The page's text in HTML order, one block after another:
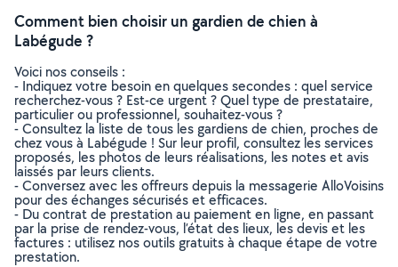
Comment bien choisir un gardien de chien à
Labégude ?
Voici nos conseils :
- Indiquez votre besoin en quelques secondes : quel service
recherchez-vous ? Est-ce urgent ? Quel type de prestataire,
particulier ou professionnel, souhaitez-vous ?
- Consultez la liste de tous les gardiens de chien, proches de
chez vous à Labégude ! Sur leur profil, consultez les services
proposés, les photos de leurs réalisations, les notes et avis
laissés par leurs clients.
- Conversez avec les offreurs depuis la messagerie AlloVoisins
pour des échanges sécurisés et efficaces.
- Du contrat de prestation au paiement en ligne, en passant
par la prise de rendez-vous, l’état des lieux, les devis et les
factures : utilisez nos outils gratuits à chaque étape de votre
prestation.